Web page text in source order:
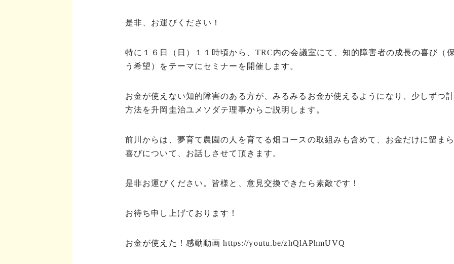
是非、お運びください！
特に１６日（日）１１時頃から、TRC内の会議室にて、知的障害者の成長の喜び（
う希望）をテーマにセミナーを開催します。
お金が使えない知的障害のある方が、みるみるお金が使えるようになり、少しずつ
方法を升岡圭治ユメソダテ理事からご説明します。
前川からは、夢育て農園の人を育てる畑コースの取組みも含めて、お金だけに留ま
喜びについて、お話しさせて頂きます。
是非お運びください。皆様と、意見交換できたら素敵です！
お待ち申し上げております！
お金が使えた！感動動画https://youtu.be/zhQlAPhmUVQ